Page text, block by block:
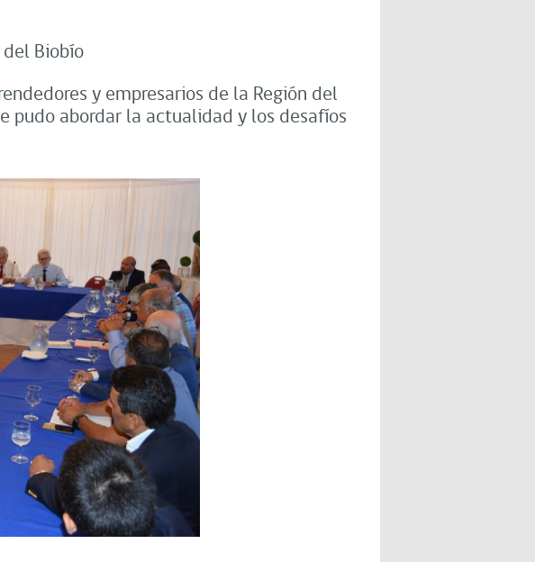
del Biobío
y empresarios de la Región del
pudo abordar la actualidad y los desafíos